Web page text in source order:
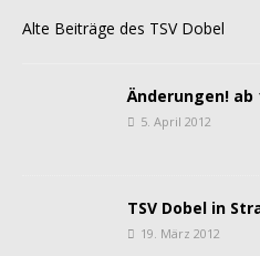
Alte Beiträge des TSV Dobel
Änderungen! ab
5. April 2012
TSV Dobel in
19. März 2012